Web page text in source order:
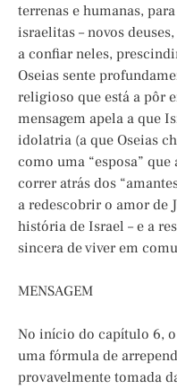
terrenas e humanas,
israelitas – novos
a confiar neles,
Oseias sente
religioso que está a pôr
mensagem apela a que
idolatria (a que Oseias
como uma “esposa”
correr atrás dos
a redescobrir o amor de
história de Israel – e a
sincera de viver em
MENSAGEM
No início do capítulo 6,
uma fórmula de
provavelmente tomada